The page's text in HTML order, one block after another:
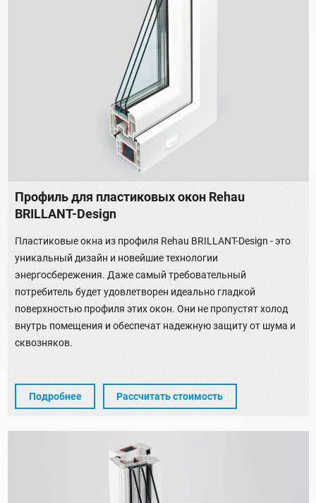
Профиль для пластиковых окон Rehau
BRILLANT-Design
Пластиковые окна из профиля Rehau BRILLANT-Design - это
уникальный дизайн и новейшие технологии
энергосбережения. Даже самый требовательный
потребитель будет удовлетворен идеально гладкой
поверхностью профиля этих окон. Они не пропустят холод
внутрь помещения и обеспечат надежную защиту от шума и
сквозняков.
Подробнее Рассчитать стоимость